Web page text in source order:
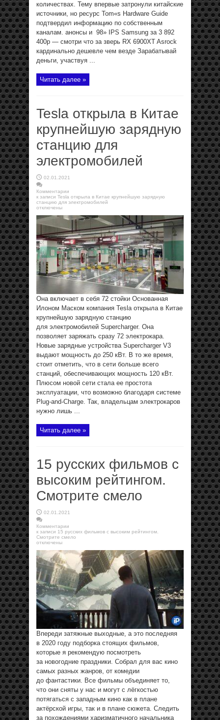
количествах. Тему впервые затронули китайские
источники, но ресурс Tom«s Hardware Guide
подтвердил информацию по собственным
каналам. анонсы и 98» IPS Samsung за 3 892
400р — смотри что за зверь RX 6900XT Asrock
кардинально дешевле чем везде Зарабатывай
деньги, участвуя ...
Читать далее »
Tesla открыла в Китае
крупнейшую зарядную
станцию для
электромобилей
02.01.2021
Комментарии
к записи Tesla открыла в Китае крупнейшую зарядную
станцию для электромобилей
отключены
Она включает в себя 72 стойки Основанная
Илоном Маском компания Tesla открыла в Китае
крупнейшую зарядную станцию
для электромобилей Supercharger. Она
позволяет заряжать сразу 72 электрокара.
Новые зарядные устройства Supercharger V3
выдают мощность до 250 кВт. В то же время,
стоит отметить, что в сети больше всего
станций, обеспечивающих мощность 120 кВт.
Плюсом новой сети стала ее простота
эксплуатации, что возможно благодаря системе
Plug-and-Charge. Так, владельцам электрокаров
нужно лишь ...
Читать далее »
15 русских фильмов с
высоким рейтингом.
Смотрите смело
02.01.2021
Комментарии
к записи 15 русских фильмов с высоким рейтингом.
Смотрите смело
отключены
Впереди затяжные выходные, а это последняя
в 2020 году подборка стоящих фильмов,
которые я рекомендую посмотреть
за новогодние праздники. Собрал для вас кино
самых разных жанров, от комедии
до фантастики. Все фильмы объединяет то,
что они сняты у нас и могут с лёгкостью
потягаться с западным кино как в плане
актёрской игры, так и в плане сюжета. Следить
за похождениями харизматичного начальника